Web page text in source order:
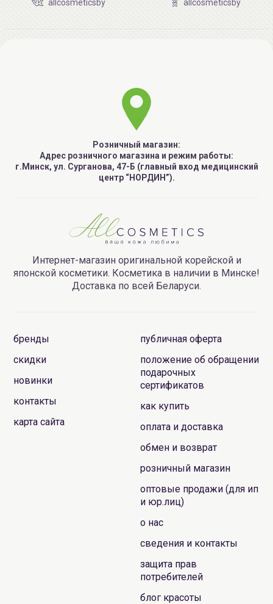
allcosmeticsby allcosmeticsby
Розничный магазин:
Адрес розничного магазина и режим работы:
г.Минск, ул. Сурганова, 47-Б (главный вход медицинский
центр “НОРДИН”).
Интернет-магазин оригинальной корейской и
японской косметики. Косметика в наличии в Минске!
Доставка по всей Беларуси.
бренды
скидки
новинки
контакты
карта сайта
публичная оферта
положение об обращении
подарочных
сертификатов
как купить
оплата и доставка
обмен и возврат
розничный магазин
оптовые продажи (для ип
и юр.лиц)
о нас
сведения и контакты
защита прав
потребителей
блог красоты